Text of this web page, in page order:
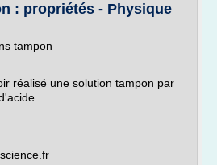
: propriétés - Physique
tampon
réalisé une solution tampon par